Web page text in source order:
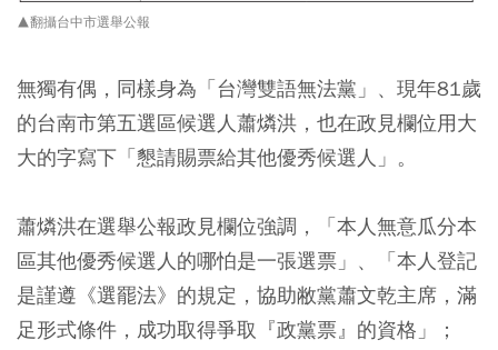
▲翻攝台中市選舉公報
無獨有偶，同樣身為「台灣雙語無法黨」、現年81歲
的台南市第五選區候選人蕭燐洪，也在政見欄位用大
大的字寫下「懇請賜票給其他優秀候選人」。
蕭燐洪在選舉公報政見欄位強調，「本人無意瓜分本
區其他優秀候選人的哪怕是一張選票」、「本人登記
是謹遵《選罷法》的規定，協助敝黨蕭文乾主席，滿
足形式條件，成功取得爭取『政黨票』的資格」；